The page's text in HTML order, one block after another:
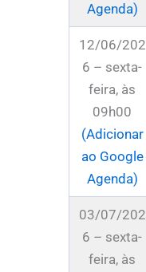
Agenda)
12/06/202
6 – sexta-
feira, às
09h00
(Adicionar
ao Google
Agenda)
03/07/202
6 – sexta-
feira, às